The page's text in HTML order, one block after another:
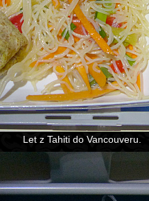
Let z Tahiti do Vancouveru.